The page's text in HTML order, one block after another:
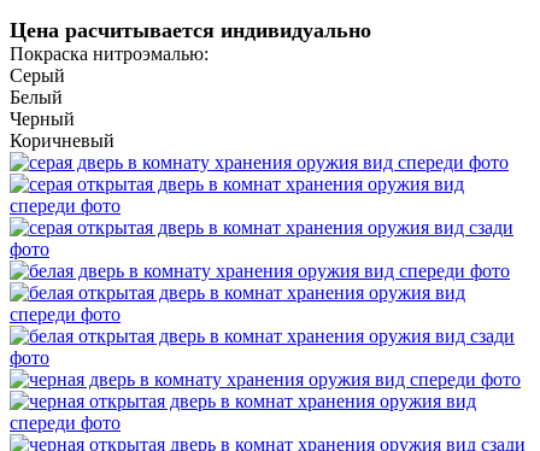
Цена расчитывается индивидуально
Покраска нитроэмалью:
Серый
Белый
Черный
Коричневый